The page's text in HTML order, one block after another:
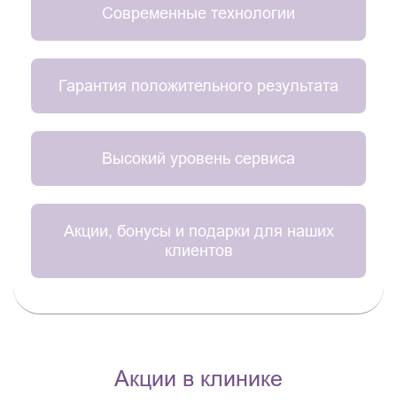
Современные технологии
Гарантия положительного результата
Высокий уровень сервиса
Акции, бонусы и подарки для наших
клиентов
Акции в клинике